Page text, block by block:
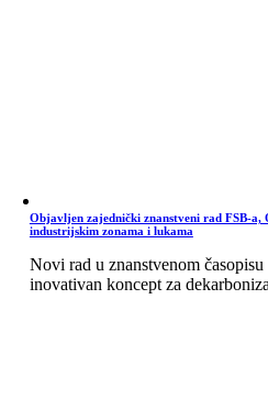
Objavljen zajednički znanstveni rad FSB-
industrijskim zonama i lukama
Novi rad u znanstvenom
inovativan koncept za